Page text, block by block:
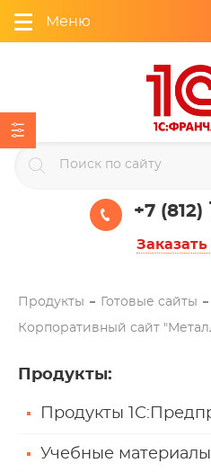
Меню
+7 (812)
Продукты Готовые сайты
Корпоративный сайт
Продукты:
Продукты
Учебные материалы